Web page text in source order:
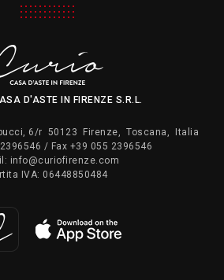
D'ASTE IN FIRENZE S.R.L.
6/r 50123 Firenze, Toscana ,
Italia
/ Fax +39 055 2396546
info@curiofirenze.com
IVA: 06448850484